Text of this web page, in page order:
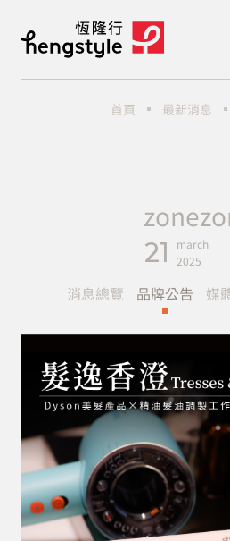
首頁 最新消息
21
march
2025
消息總覽 品牌公告 媒